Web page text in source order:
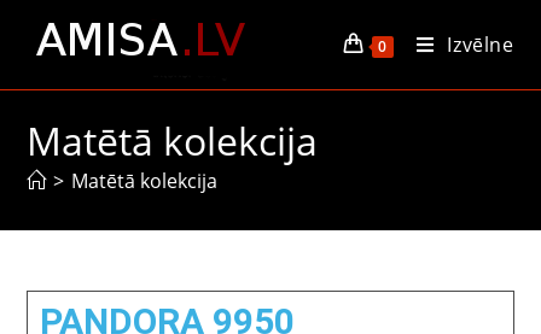
0 Izvēlne
Matētā kolekcija
> Matētā kolekcija
PANDORA 9950